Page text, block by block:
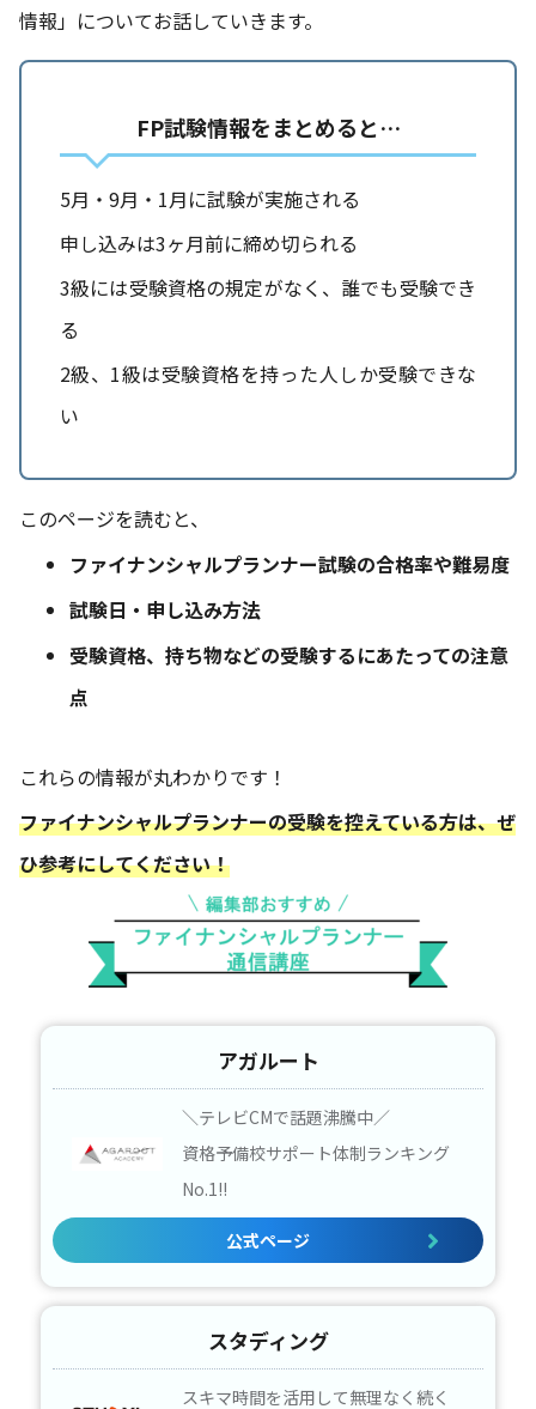
情報」についてお話していきます。
FP試験情報をまとめると…
5月・9月・1月に試験が実施される
申し込みは3ヶ月前に締め切られる
3級には受験資格の規定がなく、誰でも受験でき
る
2級、1級は受験資格を持った人しか受験できな
い
このページを読むと、
ファイナンシャルプランナー試験の合格率や難易度
試験日・申し込み方法
受験資格、持ち物などの受験するにあたっての注意
点
これらの情報が丸わかりです！
ファイナンシャルプランナーの受験を控えている方は、ぜ
ひ参考にしてください！
アガルート
＼テレビCMで話題沸騰中／
資格予備校サポート体制ランキング
No.1!!
公式ページ
スタディング
スキマ時間を活用して無理なく続く